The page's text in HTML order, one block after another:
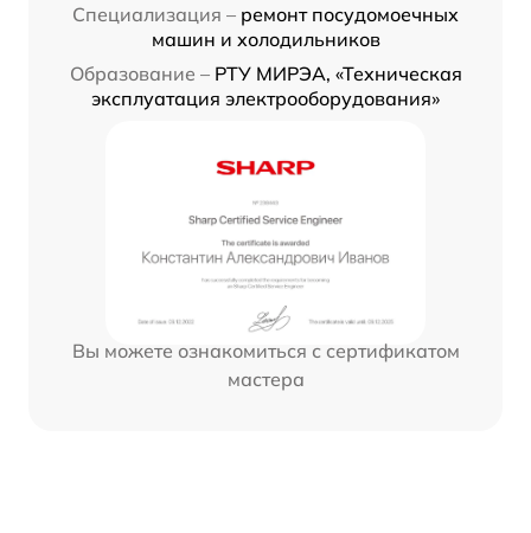
Специализация – ремонт посудомоечных
машин и холодильников
Образование – РТУ МИРЭА, «Техническая
эксплуатация электрооборудования»
Вы можете ознакомиться с сертификатом
мастера